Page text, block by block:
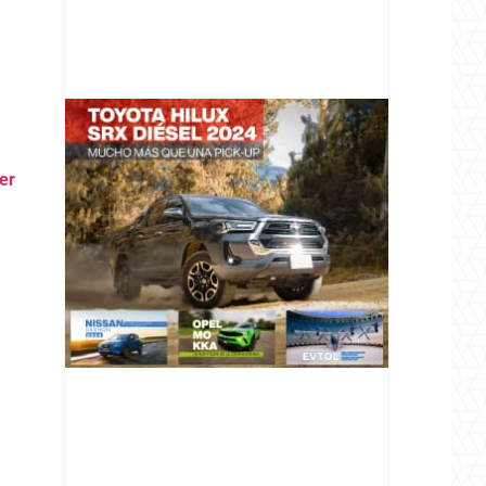
Follow
@v12_magazine